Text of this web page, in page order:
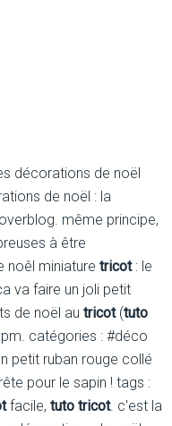
décorations de noël
de noël : la
même principe,
à être
noêl miniature tricot: le
va faire un joli petit
de noël au tricot(tuto
catégories : #déco
petit ruban rouge collé
pour le sapin ! tags :
facile, tuto tricot. c'est la